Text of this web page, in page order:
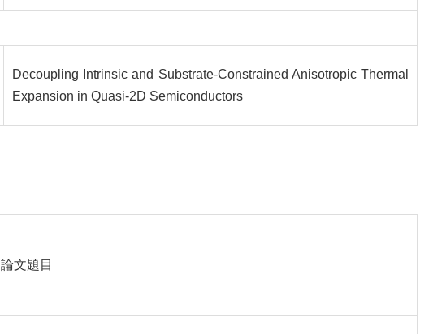
Decoupling Intrinsic and Substrate-Constrained Anisotropic Thermal
Expansion in Quasi-2D Semiconductors
論文題目